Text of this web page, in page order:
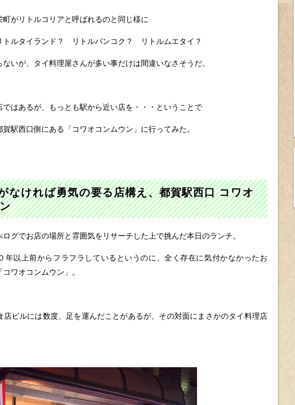
町がリトルコリアと呼ばれるのと同じ様に
トルタイランド？ リトルバンコク？ リトルムエタイ？
いが、タイ料理屋さんが多い事だけは間違いなさそうだ。
ではあるが、もっとも駅から近い店を・・・ということで
駅西口側にある「コワオコンムウン」に行ってみた。
なければ勇気の要る店構え、都賀駅西口 コワオ
グでお店の場所と雰囲気をリサーチした上で挑んだ本日のランチ。
年以上前からフラフラしているというのに、全く存在に気付かなかったお
ワオコンムウン」。
店ビルには数度、足を運んだことがあるが、その対面にまさかのタイ料理店